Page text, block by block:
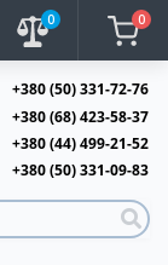
0 0
+380 (50) 331-72-76
+380 (68) 423-58-37
+380 (44) 499-21-52
+380 (50) 331-09-83